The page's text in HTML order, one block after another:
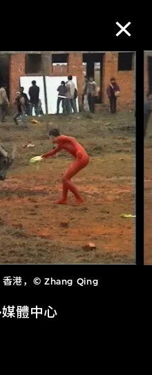
香港，© Zhang Qing
體中心
品
搜索
二十一世纪视觉